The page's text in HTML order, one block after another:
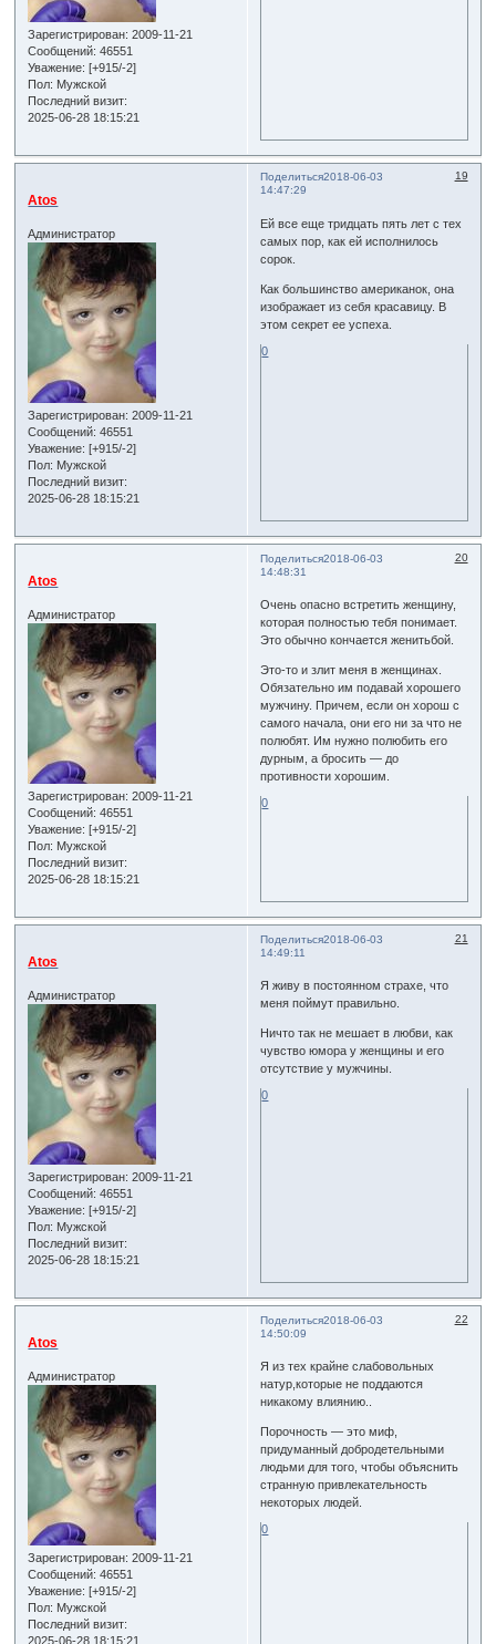
Зарегистрирован: 2009-11-21
Сообщений: 46551
Уважение: [+915/-2]
Пол: Мужской
Последний визит:
2025-06-28 18:15:21
Поделиться 19
2018-06-03
14:47:29
Atos
Администратор
Зарегистрирован: 2009-11-21
Сообщений: 46551
Уважение: [+915/-2]
Пол: Мужской
Последний визит:
2025-06-28 18:15:21
Ей все еще тридцать пять лет с тех
самых пор, как ей исполнилось
сорок.
Как большинство американок, она
изображает из себя красавицу. В
этом секрет ее успеха.
0
Поделиться 20
2018-06-03
14:48:31
Atos
Администратор
Зарегистрирован: 2009-11-21
Сообщений: 46551
Уважение: [+915/-2]
Пол: Мужской
Последний визит:
2025-06-28 18:15:21
Очень опасно встретить женщину,
которая полностью тебя понимает.
Это обычно кончается женитьбой.
Это-то и злит меня в женщинах.
Обязательно им подавай хорошего
мужчину. Причем, если он хорош с
самого начала, они его ни за что не
полюбят. Им нужно полюбить его
дурным, а бросить — до
противности хорошим.
0
Поделиться 21
2018-06-03
14:49:11
Atos
Администратор
Зарегистрирован: 2009-11-21
Сообщений: 46551
Уважение: [+915/-2]
Пол: Мужской
Последний визит:
2025-06-28 18:15:21
Я живу в постоянном страхе, что
меня поймут правильно.
Ничто так не мешает в любви, как
чувство юмора у женщины и его
отсутствие у мужчины.
0
Поделиться 22
2018-06-03
14:50:09
Atos
Администратор
Зарегистрирован: 2009-11-21
Сообщений: 46551
Уважение: [+915/-2]
Пол: Мужской
Последний визит:
2025-06-28 18:15:21
Я из тех крайне слабовольных
натур,которые не поддаются
никакому влиянию..
Порочность — это миф,
придуманный добродетельными
людьми для того, чтобы объяснить
странную привлекательность
некоторых людей.
0